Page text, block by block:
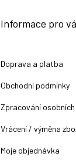
Informace pro
Doprava a platba
Obchodní podmínky
Zpracování
Vrácení / výměna
Moje objednávka